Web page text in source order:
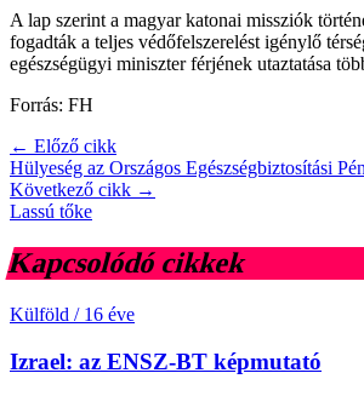
A lap szerint a magyar katonai missziók
fogadták a teljes védőfelszerelést igénylő
egészségügyi miniszter férjének utaztatása
Forrás: FH
← Előző cikk
Hülyeség az Országos Egészségbiztosítási
Következő cikk →
Lassú tőke
Kapcsolódó cikkek
Külföld / 16 éve
Izrael: az ENSZ-BT képmutató